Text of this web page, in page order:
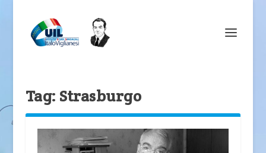
Tag: Strasburgo